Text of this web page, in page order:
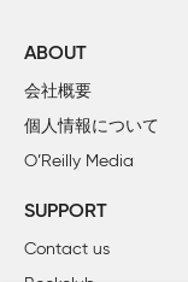
ABOUT
会社概要
個人情報について
O’Reilly Media
SUPPORT
Contact us